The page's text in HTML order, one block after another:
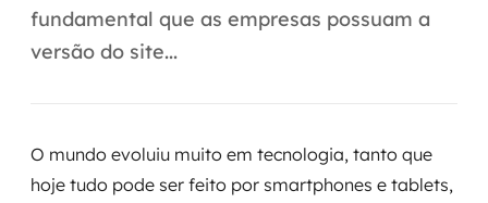
AI Day
Engenharia de dados
fundamental que as empresas possuam a
versão do site...
O mundo evoluiu muito em tecnologia, tanto que
hoje tudo pode ser feito por smartphones e tablets,